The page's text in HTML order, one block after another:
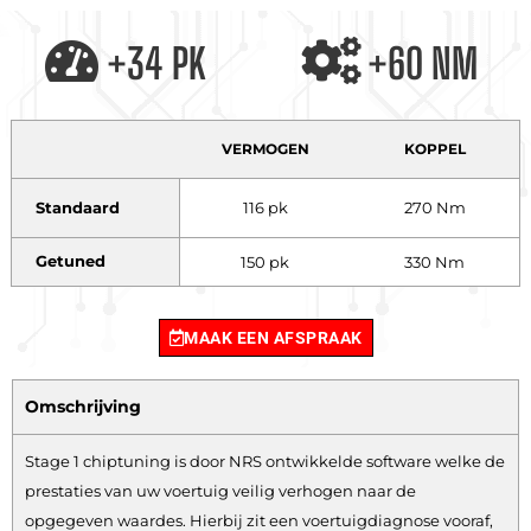
+34 PK +60 NM
VERMOGEN KOPPEL
Standaard 116 pk 270 Nm
Getuned 150 pk 330 Nm
MAAK EEN AFSPRAAK
Omschrijving
Stage 1 chiptuning is door NRS ontwikkelde software welke de
prestaties van uw voertuig veilig verhogen naar de
opgegeven waardes. Hierbij zit een voertuigdiagnose vooraf,